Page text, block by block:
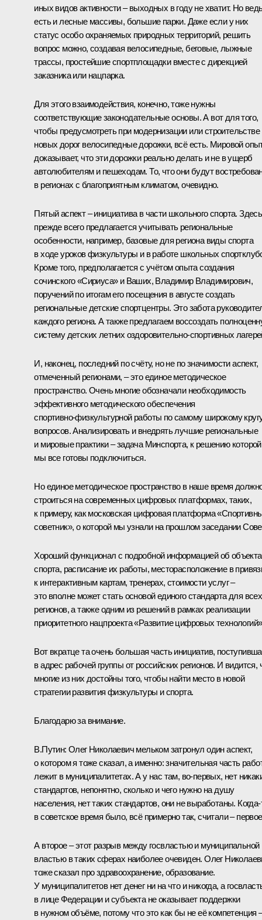
иных видов активности – выходных в году не хватит. Но
есть и лесные массивы, большие парки. Даже если у них
статус особо охраняемых природных территорий, решить
вопрос можно, создавая велосипедные, беговые, лыжные
трассы, простейшие спортплощадки вместе с дирекцией
заказника или нацпарка.
Для этого взаимодействия, конечно, тоже нужны
соответствующие законодательные основы. А вот для того,
чтобы предусмотреть при модернизации или строительстве
новых дорог велосипедные дорожки, всё есть. Мировой
доказывает, что эти дорожки реально делать и не в ущерб
автолюбителям и пешеходам. То, что они будут
в регионах с благоприятным климатом, очевидно.
Пятый аспект – инициатива в части школьного спорта. Здесь
прежде всего предлагается учитывать региональные
особенности, например, базовые для региона виды спорта
в ходе уроков физкультуры и в работе школьных
Кроме того, предполагается с учётом опыта создания
сочинского «Сириуса» и Ваших, Владимир Владимирович,
поручений по итогам его посещения в августе создать
региональные детские спортцентры. Это забота
каждого региона. А также предлагаем воссоздать
систему детских летних оздоровительно‑спортивных
И, наконец, последний по счёту, но не по значимости аспект,
отмеченный регионами, – это единое методическое
пространство. Очень многие обозначали необходимость
эффективного методического обеспечения
спортивно‑физкультурной работы по самому широкому
вопросов. Анализировать и внедрять лучшие региональные
и мировые практики – задача Минспорта, к решению которой
мы все готовы подключиться.
Но единое методическое пространство в наше время
строиться на современных цифровых платформах, таких,
к примеру, как московская цифровая платформа
советник», о которой мы узнали на прошлом заседании
Хороший функционал с подробной информацией об
спорта, расписание их работы, месторасположение в
к интерактивным картам, тренерах, стоимости услуг –
это вполне может стать основой единого стандарта для всех
регионов, а также одним из решений в рамках реализации
приоритетного нацпроекта «Развитие цифровых
Вот вкратце та очень большая часть инициатив,
в адрес рабочей группы от российских регионов. И видится,
многие из них достойны того, чтобы найти место в новой
стратегии развития физкультуры и спорта.
Благодарю за внимание.
В.Путин: Олег Николаевич мельком затронул один аспект,
о котором я тоже сказал, а именно: значительная часть
лежит в муниципалитетах. А у нас там, во‑первых, нет
стандартов, непонятно, сколько и чего нужно на душу
населения, нет таких стандартов, они не выработаны.
в советское время было, всё примерно так, считали –
А второе – этот разрыв между госвластью и муниципальной
властью в таких сферах наиболее очевиден. Олег
тоже сказал про здравоохранение, образование.
У муниципалитетов нет денег ни на что и никогда, а
в лице Федерации и субъекта не оказывает поддержки
в нужном объёме, потому что это как бы не её компетенция